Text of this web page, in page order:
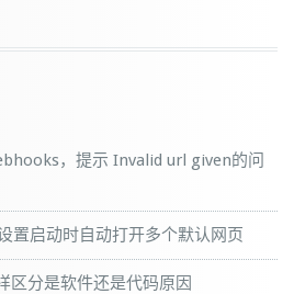
，提示 Invalid url given的问
置启动时自动打开多个默认网页
区分是软件还是代码原因